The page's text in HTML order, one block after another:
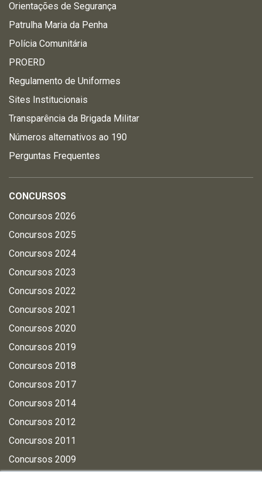
Orientações de Segurança
Patrulha Maria da Penha
Polícia Comunitária
PROERD
Regulamento de Uniformes
Sites Institucionais
Transparência da Brigada Militar
Números alternativos ao 190
Perguntas Frequentes
CONCURSOS
Concursos 2026
Concursos 2025
Concursos 2024
Concursos 2023
Concursos 2022
Concursos 2021
Concursos 2020
Concursos 2019
Concursos 2018
Concursos 2017
Concursos 2014
Concursos 2012
Concursos 2011
Concursos 2009